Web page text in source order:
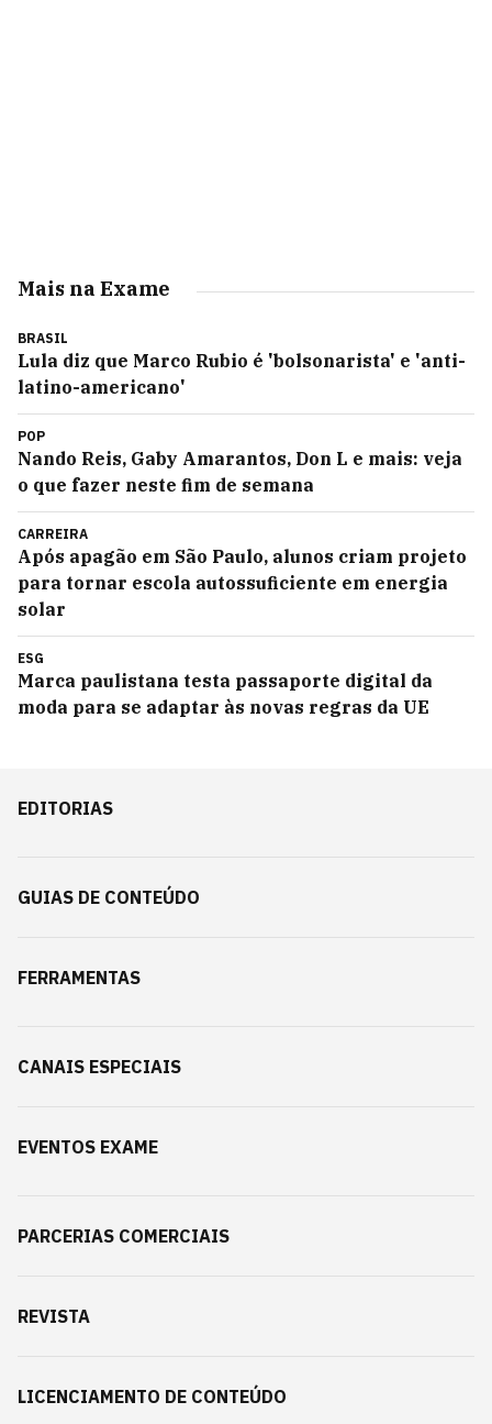
Mais na Exame
BRASIL
Lula diz que Marco Rubio é 'bolsonarista' e 'anti-
latino-americano'
POP
Nando Reis, Gaby Amarantos, Don L e mais: veja
o que fazer neste fim de semana
CARREIRA
Após apagão em São Paulo, alunos criam projeto
para tornar escola autossuficiente em energia
solar
ESG
Marca paulistana testa passaporte digital da
moda para se adaptar às novas regras da UE
EDITORIAS
GUIAS DE CONTEÚDO
FERRAMENTAS
CANAIS ESPECIAIS
EVENTOS EXAME
PARCERIAS COMERCIAIS
REVISTA
LICENCIAMENTO DE CONTEÚDO